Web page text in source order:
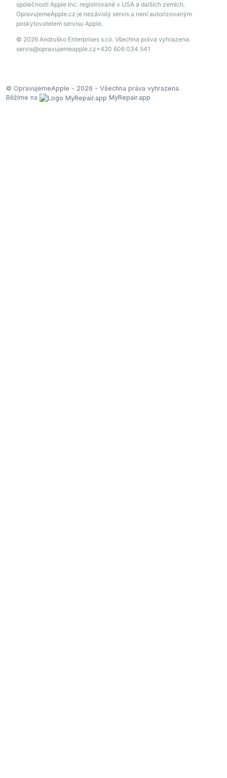
společnosti Apple Inc. registrované v USA a dalších zemích.
OpravujemeApple.cz je nezávislý servis a není autorizovaným
poskytovatelem servisu Apple.
© 2026 Andruško Enterprises s.r.o. Všechna práva vyhrazena.
servis@opravujemeapple.cz+420 606 034 541
© OpravujemeApple - 2026 - Všechna práva vyhrazena.
Běžíme na
MyRepair.app